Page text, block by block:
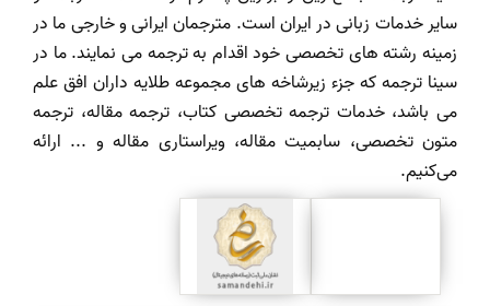
سایر خدمات زبانی در ایران است. مترجمان ایرانی و خارجی ما در
زمینه رشته های تخصصی خود اقدام به ترجمه می نمایند. ما در
سینا ترجمه که جزء زیرشاخه های مجموعه طلایه داران افق علم
می باشد، خدمات ترجمه تخصصی کتاب، ترجمه مقاله، ترجمه
متون تخصصی، سابمیت مقاله، ویراستاری مقاله و ... ارائه
می‌کنیم.